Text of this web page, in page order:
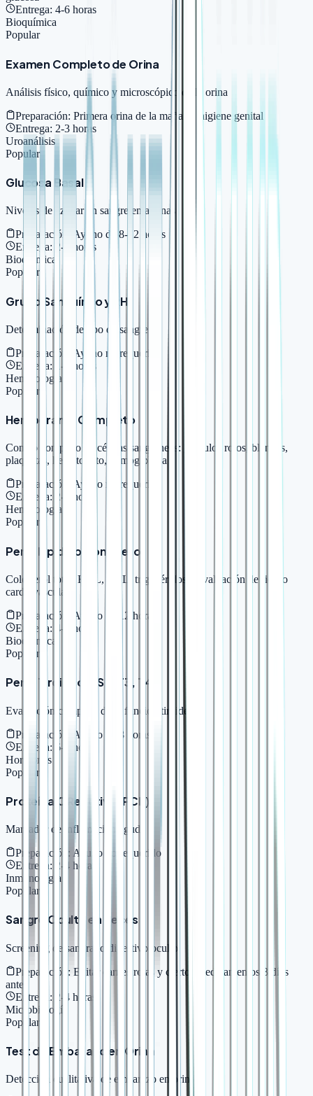
Entrega: 4-6 horas
Bioquímica
Popular
Examen Completo de Orina
Análisis físico, químico y microscópico de la orina
Preparación: Primera orina de la mañana, higiene genital
Entrega: 2-3 horas
Uroanálisis
Popular
Glucosa Basal
Niveles de azúcar en sangre en ayunas
Preparación:
Ayuno de 8-12 horas
Entrega:
2-3 horas
Bioquímica
Popular
Grupo Sanguíneo y RH
Determinación de tipo de sangre
Preparación:
Ayuno no requerido
Entrega:
1-2 horas
Hematología
Popular
Hemograma Completo
Conteo completo de células sanguíneas: glóbulos rojos, blancos,
plaquetas, hematocrito, hemoglobina
Preparación:
Ayuno no requerido
Entrega:
2-4 horas
Hematología
Popular
Perfil Lipídico Completo
Colesterol total, HDL, LDL, triglicéridos - Evaluación de riesgo
cardiovascular
Preparación:
Ayuno de 12 horas
Entrega:
4-6 horas
Bioquímica
Popular
Perfil Tiroideo (TSH, T3, T4)
Evaluación completa de la función tiroidea
Preparación:
Ayuno de 8 horas
Entrega:
6-8 horas
Hormonas
Popular
Proteína C Reactiva (PCR)
Marcador de inflamación aguda
Preparación: Ayuno no requerido
Entrega:
2-4 horas
Inmunología
Popular
Sangre Oculta en Heces
Screening de sangrado digestivo oculto
Preparación: Evitar carnes rojas y ciertos medicamentos 3 días
antes
Entrega:
2-4 horas
Microbiología
Popular
Test de Embarazo en Orina
Detección cualitativa de embarazo en orina